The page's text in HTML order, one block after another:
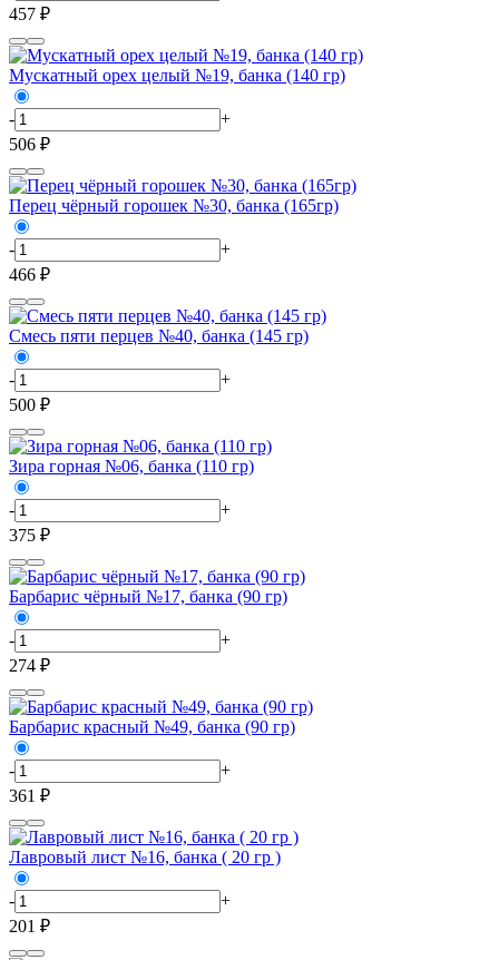
457 ₽
Мускатный орех целый №19, банка (140 гр)
-
+
506 ₽
Перец чёрный горошек №30, банка (165гр)
-
+
466 ₽
Смесь пяти перцев №40, банка (145 гр)
-
+
500 ₽
Зира горная №06, банка (110 гр)
-
+
375 ₽
Барбарис чёрный №17, банка (90 гр)
-
+
274 ₽
Барбарис красный №49, банка (90 гр)
-
+
361 ₽
Лавровый лист №16, банка ( 20 гр )
-
+
201 ₽